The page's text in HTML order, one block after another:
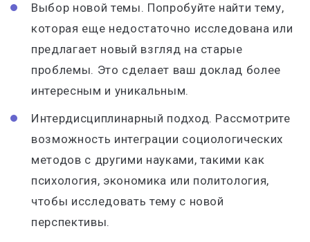
Выбор новой темы. Попробуйте найти тему,
которая еще недостаточно исследована или
предлагает новый взгляд на старые
проблемы. Это сделает ваш доклад более
интересным и уникальным.
Интердисциплинарный подход. Рассмотрите
возможность интеграции социологических
методов с другими науками, такими как
психология, экономика или политология,
чтобы исследовать тему с новой
перспективы.